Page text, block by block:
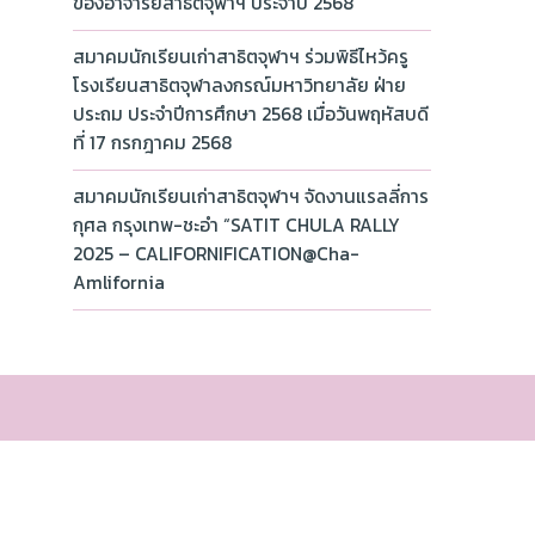
สมาคมนักเรียนเก่าสาธิตจุฬาฯ ร่วมพิธีไหว้ครู
โรงเรียนสาธิตจุฬาลงกรณ์มหาวิทยาลัย ฝ่าย
ประถม ประจำปีการศึกษา 2568 เมื่อวันพฤหัสบดี
ที่ 17 กรกฎาคม 2568
สมาคมนักเรียนเก่าสาธิตจุฬาฯ จัดงานแรลลี่การ
กุศล กรุงเทพ-ชะอำ “SATIT CHULA RALLY
2025 – CALIFORNIFICATION@Cha-
Amlifornia